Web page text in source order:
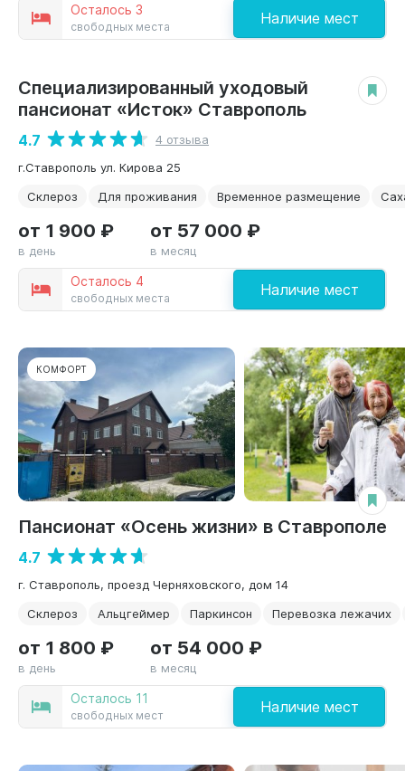
Осталось 3
свободных места Наличие мест
КОМФОРТ
Специализированный уходовый
пансионат «Исток» Ставрополь
4.7
4 отзыва
г.Ставрополь ул. Кирова 25
Склероз
Для проживания Временное размещение
Осталось 4
свободных места Наличие мест
от 1 900 ₽
в день
от 57 000 ₽
в месяц
КОМФОРТ
Пансионат «Осень жизни» в Ставрополе
4.7
г. Ставрополь, проезд Черняховского, дом 14
Склероз
Альцгеймер Паркинсон Перевозка лежачих
Осталось 11
свободных мест Наличие мест
от 1 800 ₽
в день
от 54 000 ₽
в месяц